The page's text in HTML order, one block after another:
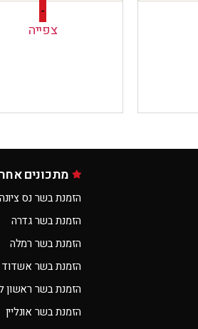
-
צפייה
מתכונים
הזמנת בשר נס ציונה
הזמנת בשר גדרה
הזמנת בשר רמלה
הזמנת בשר אשדוד
הזמנת בשר ראשון
הזמנת בשר אונליין